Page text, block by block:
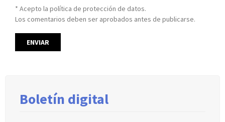
* Acepto la política de protección de datos.
Los comentarios deben ser aprobados antes de publicarse.
Boletín digital